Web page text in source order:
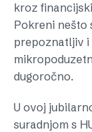
kroz
Pokreni nešto
prepoznatljiv i
dugoročno.
U ovoj
suradnjom s